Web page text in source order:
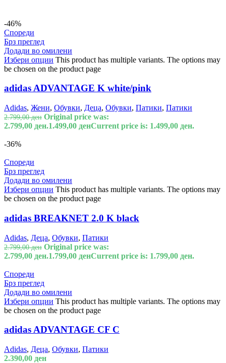
-46%
Спореди
Брз преглед
Додади во омилени
Избери опции This product has multiple variants. The options may
be chosen on the product page
adidas ADVANTAGE K white/pink
Adidas, Жени, Обувки, Деца, Обувки, Патики, Патики
2.799,00ден Original price was:
2.799,00 ден.1.499,00 денCurrent price is: 1.499,00 ден.
-36%
Спореди
Брз преглед
Додади во омилени
Избери опции This product has multiple variants. The options may
be chosen on the product page
adidas BREAKNET 2.0 K black
Adidas, Деца, Обувки, Патики
2.799,00ден Original price was:
2.799,00 ден.1.799,00 денCurrent price is: 1.799,00 ден.
Спореди
Брз преглед
Додади во омилени
Избери опции This product has multiple variants. The options may
be chosen on the product page
adidas ADVANTAGE CF C
Adidas, Деца, Обувки, Патики
2.390,00 ден